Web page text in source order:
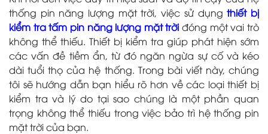
thống pin năng lượng mặt trời, việc sử dụngthiết bị
kiểm tra tấm pin năng lượng mặt trời đóng một vai trò
không thể thiếu. Thiết bị kiểm tra giúp phát hiện sớm
các vấn đề tiềm ẩn, từ đó ngăn ngừa sự cố và kéo
dài tuổi thọ của hệ thống. Trong bài viết này, chúng
tôi sẽ hướng dẫn bạn hiểu rõ hơn về các loại thiết bị
kiểm tra và lý do tại sao chúng là một phần quan
trọng không thể thiếu trong việc bảo trì hệ thống pin
mặt trời của bạn.